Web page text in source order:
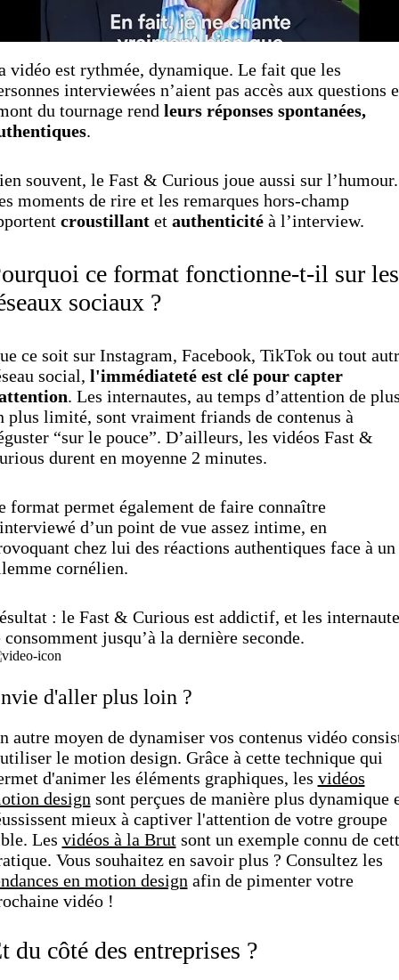
vidéo est rythmée, dynamique. Le fait que les
interviewées n’aient pas accès aux questions
du tournage rend leurs réponses spontanées,
.
souvent, le Fast & Curious joue aussi sur l’humour.
moments de rire et les remarques hors-champ
croustillant et authenticité à l’interview.
ce format fonctionne-t-il sur les
sociaux ?
ce soit sur Instagram, Facebook, TikTok ou tout
social, l'immédiateté est clé pour capter
. Les internautes, au temps d’attention de
plus limité, sont vraiment friands de contenus à
“sur le pouce”. D’ailleurs, les vidéos Fast &
durent en moyenne 2 minutes.
format permet également de faire connaître
d’un point de vue assez intime, en
chez lui des réactions authentiques face à un
cornélien.
: le Fast & Curious est addictif, et les
consomment jusqu’à la dernière seconde.
d'aller plus loin ?
autre moyen de dynamiser vos contenus vidéo
le motion design. Grâce à cette technique qui
d'animer les éléments graphiques, les vidéos
design sont perçues de manière plus dynamique
mieux à captiver l'attention de votre groupe
Les vidéos à la Brutsont un exemple connu de
Vous souhaitez en savoir plus ? Consultez les
en motion design afin de pimenter votre
vidéo !
du côté des entreprises ?